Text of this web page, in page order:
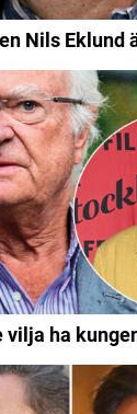
Nils Eklund
vilja ha